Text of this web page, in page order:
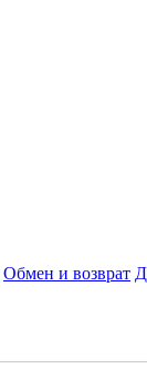
Обмен и возврат